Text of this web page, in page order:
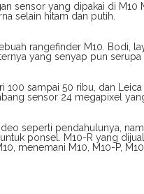
sensor yang dipakai di
selain hitam dan putih.
rangefinder M10. Bodi,
yang senyap pun serupa
100 sampai 50 ribu, dan
sensor 24 megapixel
seperti pendahulunya,
ponsel. M10-R yang
menemani M10, M10-P,